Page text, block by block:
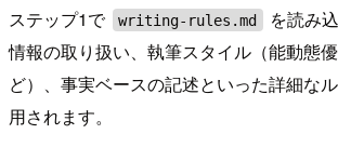
ステップ1で writing-rules.md
を読み
情報の取り扱い、執筆スタイル（能動態
ど）、事実ベースの記述といった詳細な
用されます。